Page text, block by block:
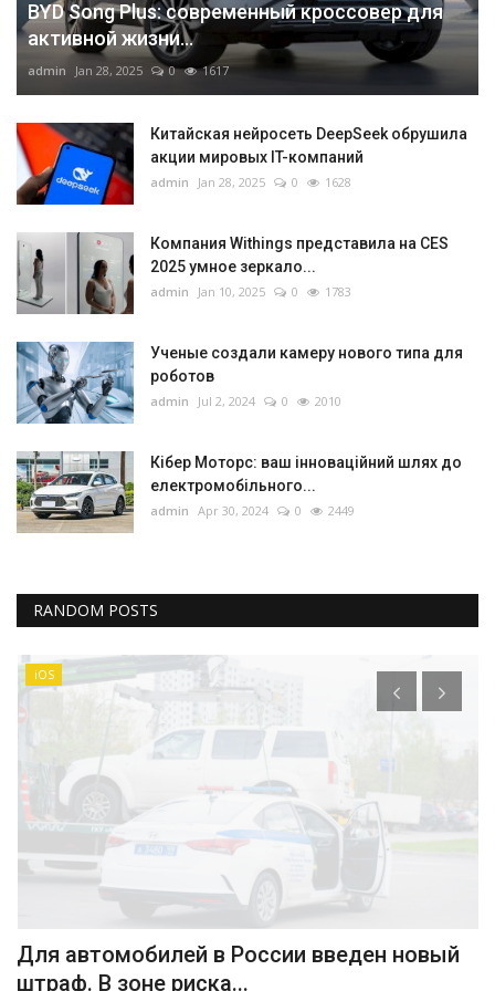
BYD Song Plus: современный кроссовер для
активной жизни...
admin Jan 28, 2025 0 1617
Китайская нейросеть DeepSeek обрушила
акции мировых IT-компаний
admin Jan 28, 2025 0 1628
Компания Withings представила на CES
2025 умное зеркало...
admin Jan 10, 2025 0 1783
Ученые создали камеру нового типа для
роботов
admin Jul 2, 2024 0 2010
Кібер Моторс: ваш інноваційний шлях до
електромобільного...
admin Apr 30, 2024 0 2449
RANDOM POSTS
iOS
Для автомобилей в России введен новый
штраф. В зоне риска...